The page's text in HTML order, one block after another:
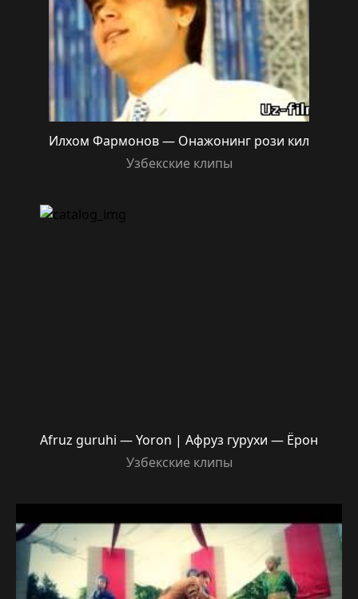
Илхом Фармонов — Онажонинг рози кил
Узбекские клипы
Afruz guruhi — Yoron | Афруз гурухи — Ёрон
Узбекские клипы